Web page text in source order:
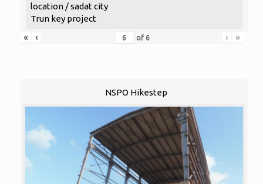
location / sadat city
Trun key project
«
‹ of 6 › »
NSPO Hikestep